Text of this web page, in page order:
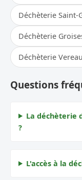
Déchèterie Saint-
Déchèterie
Déchèterie
Questions
La déchèterie
?
L'accès à la